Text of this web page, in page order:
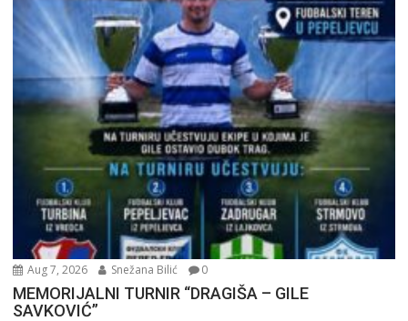
Aug 7, 2026 Snežana Bilić 0
MEMORIJALNI TURNIR “DRAGIŠA – GILE
SAVKOVIĆ”